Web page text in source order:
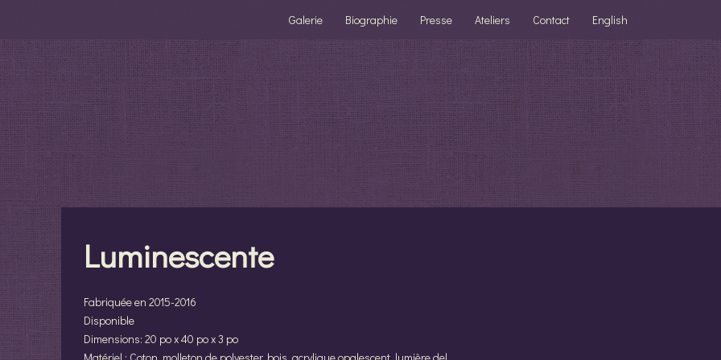
Galerie Biographie Presse Ateliers Contact English
Luminescente
Fabriquée en 2015-2016
Disponible
Dimensions: 20 po x 40 po x 3 po
Matériel : Coton, molleton de polyester, bois, acrylique opalescent, lumière del.